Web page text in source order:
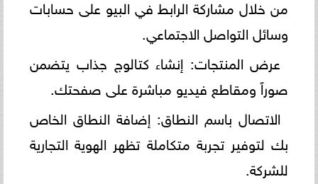
من خلال مشاركة الرابط في البيو على حسابات
وسائل التواصل الاجتماعي.
عرض المنتجات: إنشاء كتالوج جذاب يتضمن
صوراً ومقاطع فيديو مباشرة على صفحتك.
الاتصال باسم النطاق: إضافة النطاق الخاص
بك لتوفير تجربة متكاملة تظهر الهوية التجارية
للشركة.